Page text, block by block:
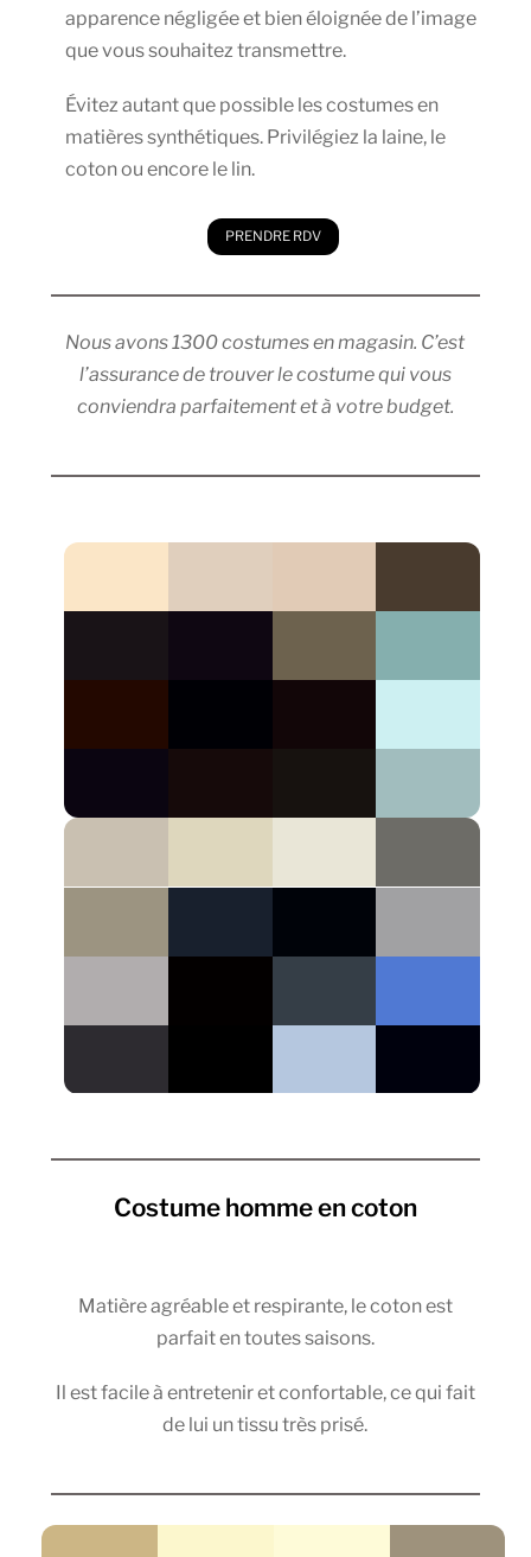
apparence négligée et bien éloignée de l’image
que vous souhaitez transmettre.
Évitez autant que possible les costumes en
matières synthétiques. Privilégiez la laine, le
coton ou encore le lin.
PRENDRE RDV
Nous avons 1300 costumes en magasin. C’est
l’assurance de trouver le costume qui vous
conviendra parfaitement et à votre budget.
Costume homme en coton
Matière agréable et respirante, le coton est
parfait en toutes saisons.
Il est facile à entretenir et confortable, ce qui fait
de lui un tissu très prisé.